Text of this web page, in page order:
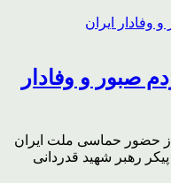
صبور و وفادار
حضور حماسی ملت ایران
رهبر شهید قدردانی